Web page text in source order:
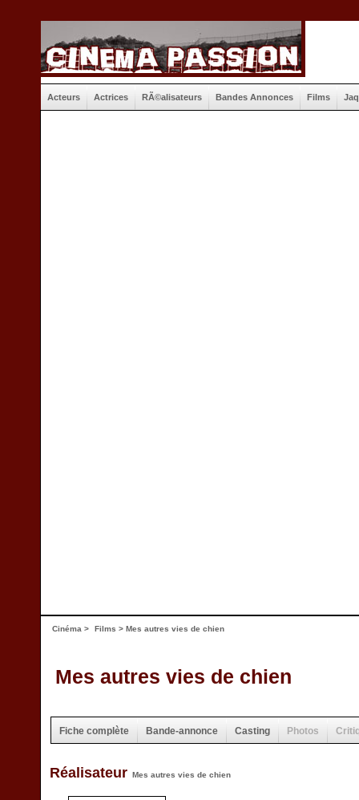
Acteurs Actrices RÃ©alisateurs Bandes Annonces Films
Cinéma > Films > Mes autres vies de chien
Mes autres vies de chien
Fiche complète Bande-annonce Casting Photos
Réalisateur Mes autres vies de chien